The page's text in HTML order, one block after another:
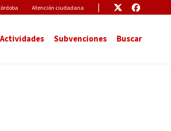
Microsite
Atención ciudadana EnlaceEnlace
Actividades Subvenciones Buscar